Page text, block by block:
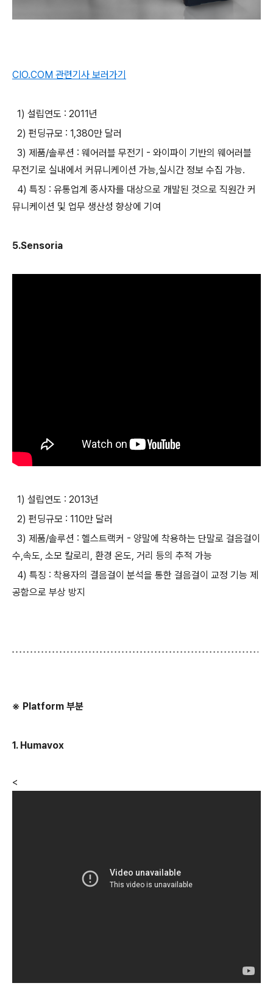
CIO.COM 관련기사 보러가기
1) 설립연도 : 2011년
2) 펀딩규모 : 1,380만 달러
3) 제품/솔루션 : 웨어러블 무전기 - 와이파이 기반의 웨어러블
무전기로 실내에서 커뮤니케이션 가능,실시간 정보 수집 가능.
4) 특징 : 유통업계 종사자를 대상으로 개발된 것으로 직원간 커
뮤니케이션 및 업무 생산성 향상에 기여
5.Sensoria
1) 설립연도 : 2013년
2) 펀딩규모 : 110만 달러
3) 제품/솔루션 : 헬스트랙커 - 양말에 착용하는 단말로 걸음걸이
수,속도, 소모 칼로리, 환경 온도, 거리 등의 추적 가능
4) 특징 : 착용자의 결음걸이 분석을 통한 걸음걸이 교정 기능 제
공함으로 부상 방지
※ Platform 부분
1. Humavox
<